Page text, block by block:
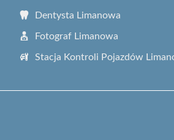
Dentysta Limanowa
Fotograf Limanowa
Stacja Kontroli Pojazdów